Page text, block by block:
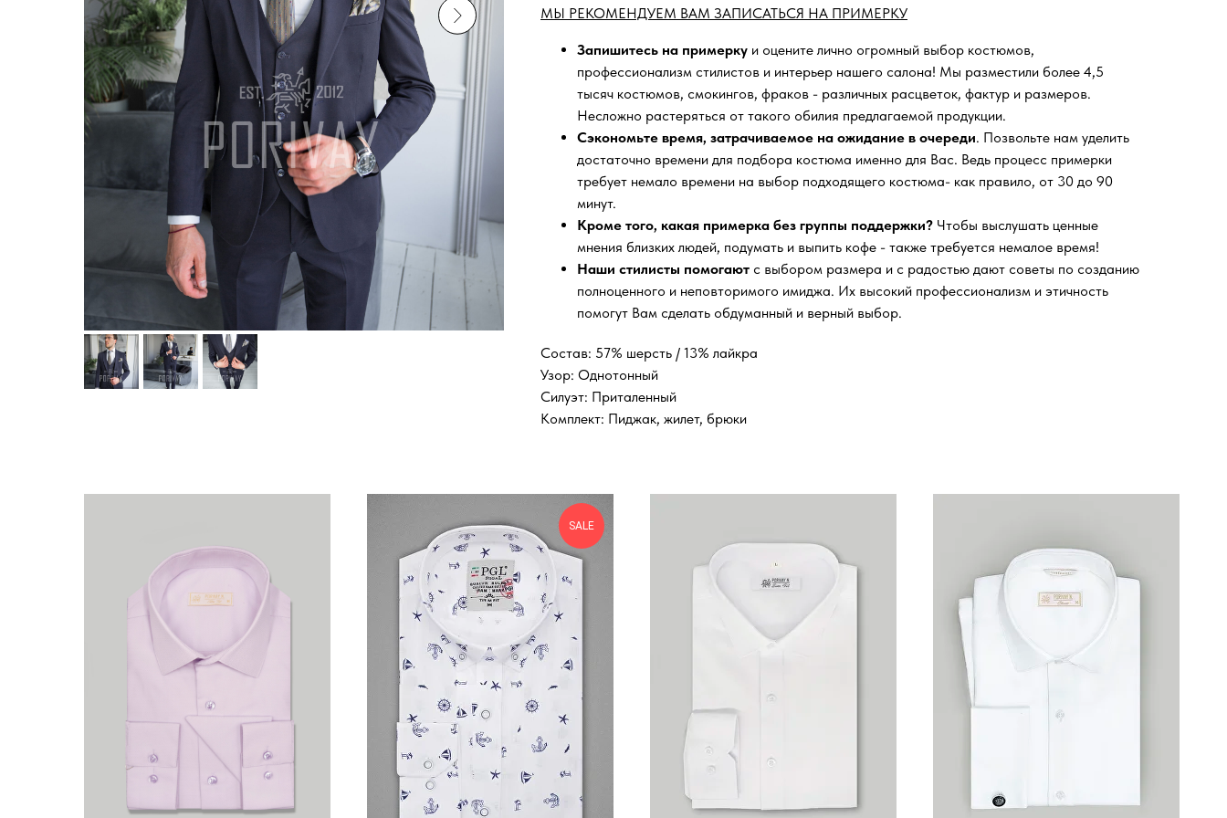
МЫ РЕКОМЕНДУЕМ ВАМ ЗАПИСАТЬСЯ НА ПРИМЕРКУ
Запишитесь на примерку и оцените лично огромный выбор костюмов,
профессионализм стилистов и интерьер нашего салона! Мы разместили более 4,5
тысяч костюмов, смокингов, фраков - различных расцветок, фактур и размеров.
Несложно растеряться от такого обилия предлагаемой продукции.
Сэкономьте время, затрачиваемое на ожидание в очереди. Позвольте нам уделить
достаточно времени для подбора костюма именно для Вас. Ведь процесс примерки
требует немало времени на выбор подходящего костюма- как правило, от 30 до 90
минут.
Кроме того, какая примерка без группы поддержки? Чтобы выслушать ценные
мнения близких людей, подумать и выпить кофе - также требуется немалое время!
Наши стилисты помогают с выбором размера и с радостью дают советы по созданию
полноценного и неповторимого имиджа. Их высокий профессионализм и этичность
помогут Вам сделать обдуманный и верный выбор.
Состав: 57% шерсть / 13% лайкра
Узор: Однотонный
Силуэт: Приталенный
Комплект: Пиджак, жилет, брюки
SALE